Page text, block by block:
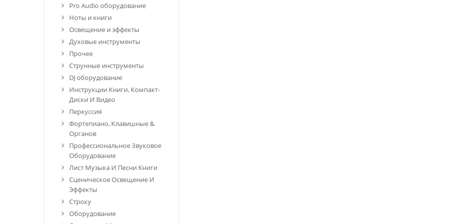
Pro Audio оборудование
Ноты и книги
Освещение и эффекты
Духовые инструменты
Прочее
Струнные инструменты
DJ оборудование
Инструкции Книги, Компакт-
Диски И Видео
Перкуссия
Фортепиано, Клавишные &
Органов
Профессиональное Звуковое
Оборудование
Лист Музыка И Песни Книги
Сценическое Освещение И
Эффекты
Строку
Оборудование